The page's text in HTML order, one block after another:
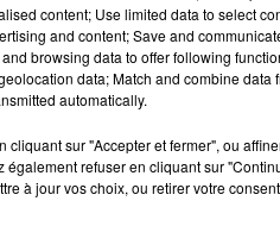
content; Use limited data to select
and content; Save and
browsing data to offer following
data; Match and combine
automatically.
cliquant sur "Accepter et fermer", ou
également refuser en cliquant sur
à jour vos choix, ou retirer votre